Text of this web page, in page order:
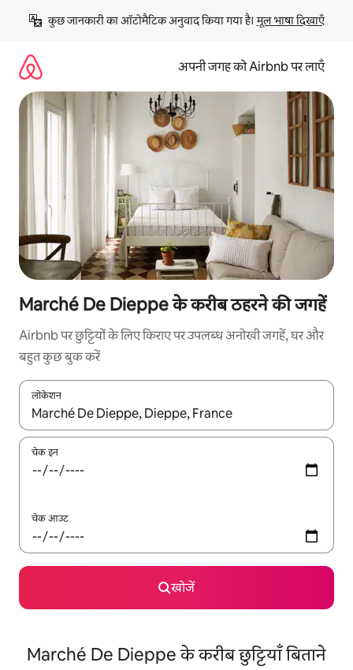
छोड़कर
कॉन्टेंट
कुछ जानकारी का ऑटोमैटिक अनुवाद किया गया है। मूल भाषा दिखाएँ
अपनी जगह को Airbnb पर लाएँ
Marché De Dieppe के करीब ठहरने की जगहें
Airbnb पर छुट्टियों के लिए किराए पर उपलब्ध अनोखी जगहें, घर और
बहुत कुछ बुक करें
लोकेशन
नतीजों के उपलब्ध होने पर, अप और डाउन 'ऐरो की' का इस्तेमाल करके नेविगेट
चेक इन
चेक आउट
खोजें
Marché De Dieppe के करीब छुट्टियाँ बिताने